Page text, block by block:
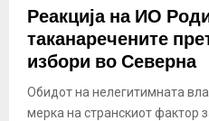
Реакција на ИО
таканаречените
избори во Северна
Обидот на нелегитимната
мерка на странскиот фактор